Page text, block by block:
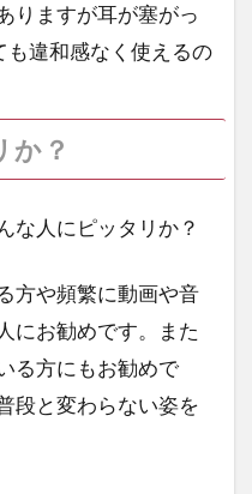
りますが耳が塞がっ
違和感なく使えるの
か？
な人にピッタリか？
方や頻繁に動画や音
にお勧めです。また
る方にもお勧めで
段と変わらない姿を